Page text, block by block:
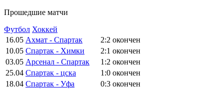
Прошедшие матчи
Футбол Хоккей
16.05 Ахмат - Спартак 2:2 окончен
10.05 Спартак - Химки 2:1 окончен
03.05 Арсенал - Спартак 1:2 окончен
25.04 Спартак - цска 1:0 окончен
18.04 Спартак - Уфа 0:3 окончен